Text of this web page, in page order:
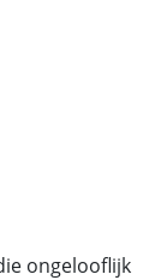
ongelooflijk